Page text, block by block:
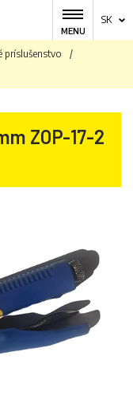
MENU
SK
príslušenstvo
/
ZOP-17-2